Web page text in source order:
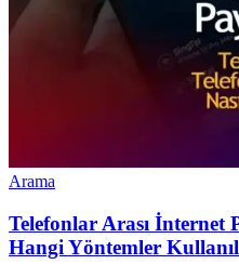
Arama
Telefonlar Arası İnternet
Hangi Yöntemler